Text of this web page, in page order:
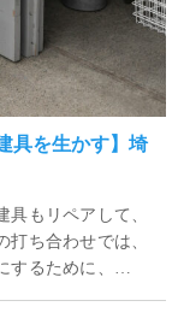
具を生かす】埼
もリペアして、
ち合わせでは、
るために、さら